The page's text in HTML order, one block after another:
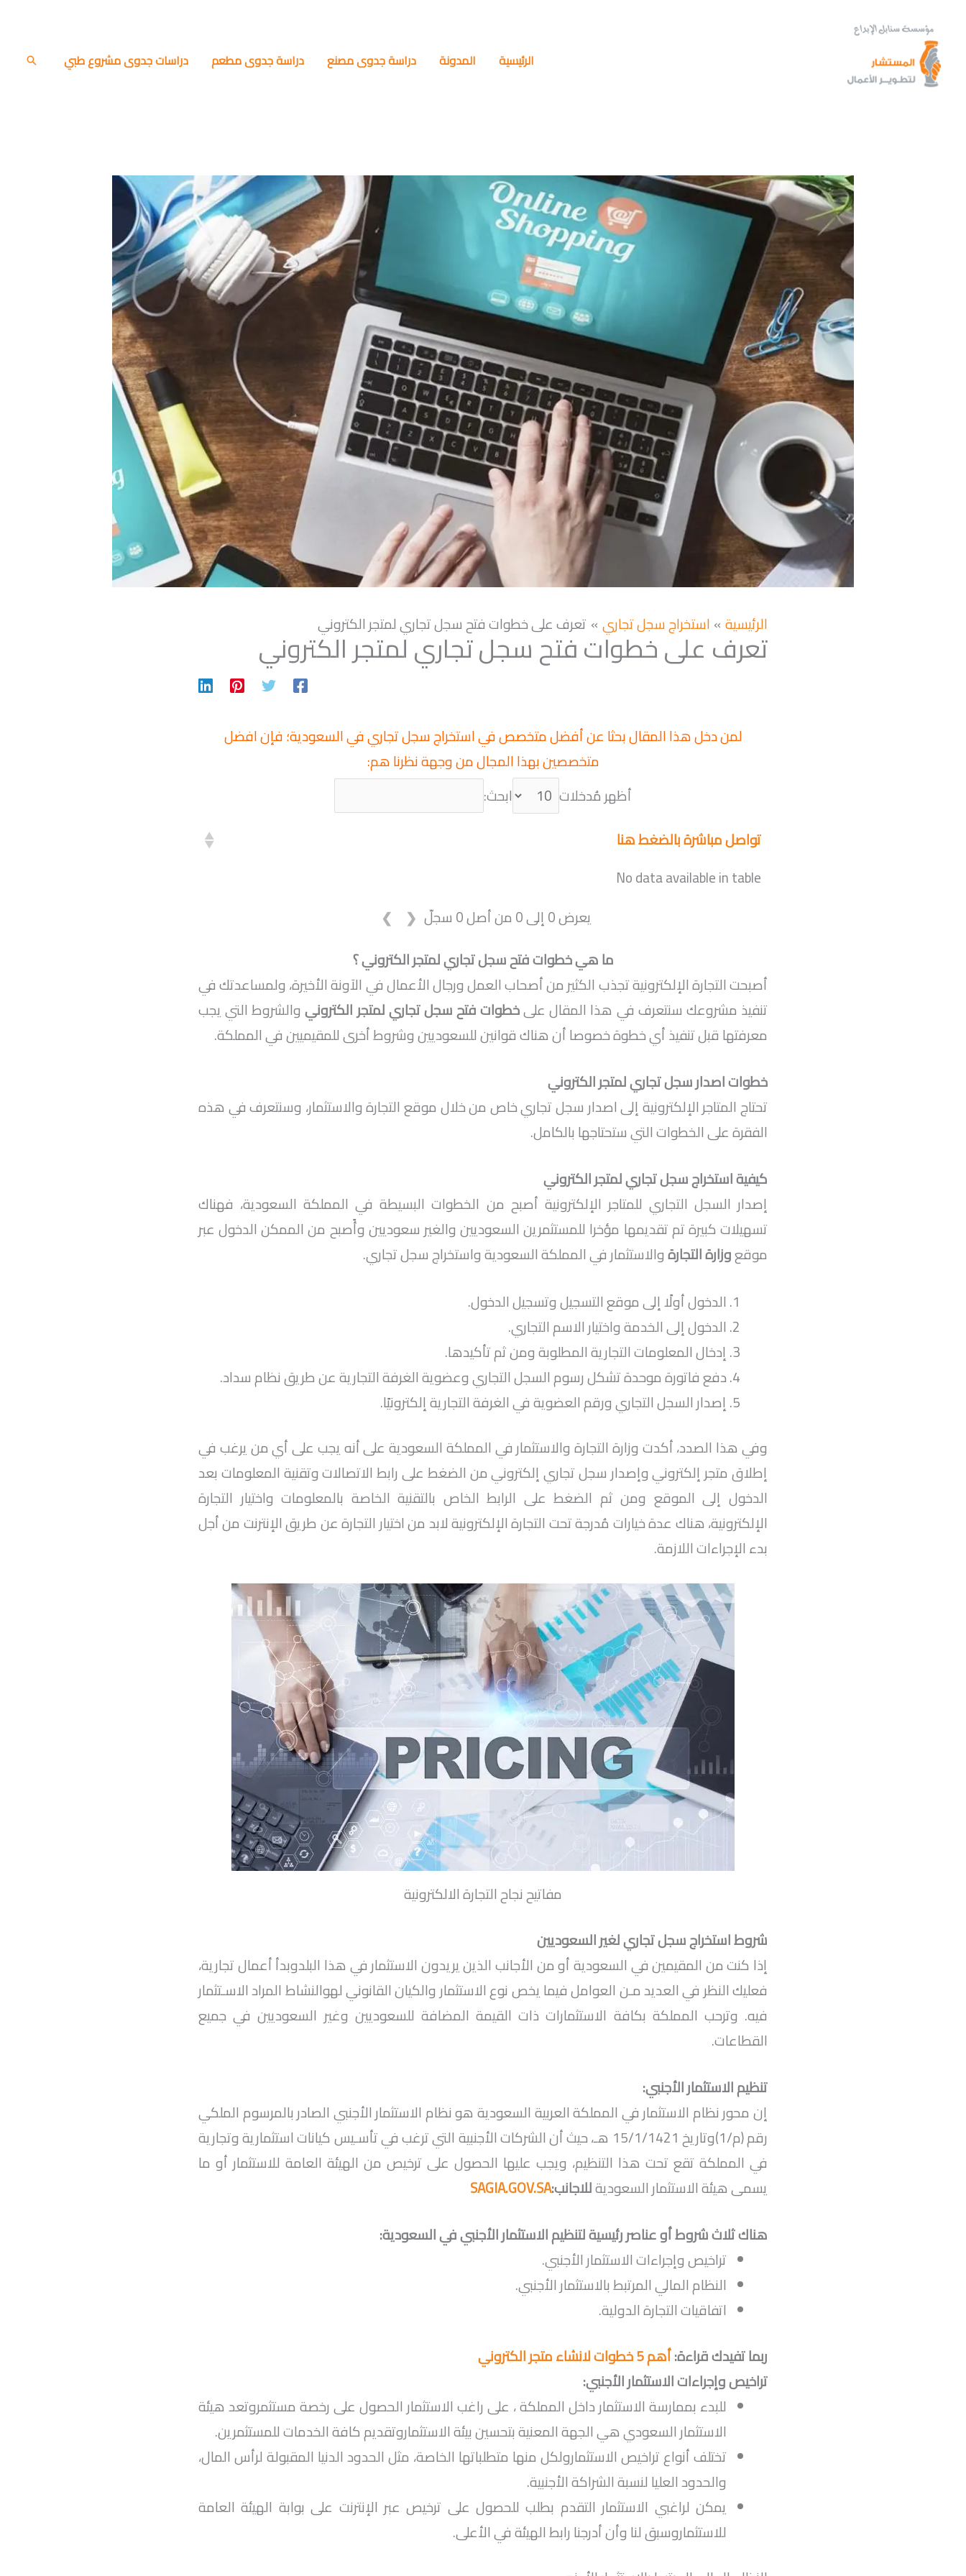
المحتوى
الرئيسية المدونة دراسة جدوى مصنع دراسة جدوى مطعم دراسات جدوى مشروع طبي البحث
الرئيسية استخراج سجل تجاري تعرف على خطوات فتح سجل تجاري لمتجر الكتروني
تعرف على خطوات فتح سجل تجاري لمتجر الكتروني
لمن دخل هذا المقال بحثا عن أفضل متخصص في استخراج سجل تجاري في السعودية؛ فإن افضل
متخصصين بهذا المجال من وجهة نظرنا هم:
أظهر مُدخلات
ابحث:
تواصل مباشرة بالضغط هنا
No data available in table
يعرض 0 إلى 0 من أصل 0 سجلّ
❮
❯
ما هي خطوات فتح سجل تجاري لمتجر الكتروني ؟
أصبحت التجارة الإلكترونية تجذب الكثير من أصحاب العمل ورجال الأعمال في الآونة الأخيرة، ولمساعدتك في
تنفيذ مشروعك سنتعرف في هذا المقال علىخطوات فتح سجل تجاري لمتجر الكترونيوالشروط التي يجب
معرفتها قبل تنفيذ أي خطوة خصوصا أن هناك قوانين للسعوديين وشروط أخرى للمقيميين في المملكة.
خطوات اصدار سجل تجاري لمتجر الكتروني
تحتاج المتاجر الإلكترونية إلى اصدار سجل تجاري خاص من خلال موقع التجارة والاستثمار، وسنتعرف في هذه
الفقرة على الخطوات التي ستحتاجها بالكامل.
كيفية استخراج سجل تجاري لمتجر الكتروني
إصدار السجل التجاري للمتاجر الإلكترونية أصبح من الخطوات البسيطة في المملكة السعودية، فهناك
تسهيلات كبيرة تم تقديمها مؤخرا للمستثمرين السعوديين والغير سعوديين وأًصبح من الممكن الدخول عبر
موقعوزارة التجارةوالاستثمار في المملكة السعودية واستخراج سجل تجاري.
الدخول أولًا إلى موقع التسجيل وتسجيل الدخول.
الدخول إلى الخدمة واختيار الاسم التجاري.
إدخال المعلومات التجارية المطلوبة ومن ثم تأكيدها.
دفع فاتورة موحدة تشكل رسوم السجل التجاري وعضوية الغرفة التجارية عن طريق نظام سداد.
إصدار السجل التجاري ورقم العضوية في الغرفة التجارية إلكترونيًا.
وفي هذا الصدد، أكدت وزارة التجارة والاستثمار في المملكة السعودية على أنه يجب على أي من يرغب في
إطلاق متجر إلكتروني وإصدار سجل تجاري إلكتروني من الضغط على رابط الاتصالات وتقنية المعلومات بعد
الدخول إلى الموقع ومن ثم الضغط على الرابط الخاص بالتقنية الخاصة بالمعلومات واختيار التجارة
الإلكترونية، هناك عدة خيارات مُدرجة تحت التجارة الإلكترونية لابد من اختيار التجارة عن طريق الإنترنت من أجل
بدء الإجراءات اللازمة.
مفاتيح نجاح التجارة الالكترونية
شروط استخراج سجل تجاري لغير السعوديين
إذا كنت من المقيمين في السعودية أو من الأجانب الذين يريدون الاستثمار في هذا البلدوبدأ أعمال تجارية،
فعليك النظر في العديد مـن العوامل فيما يخص نوع الاستثمار والكيان القانوني لهوالنشاط المراد الاسـتثمار
فيه. وترحب المملكة بكافة الاستثمارات ذات القيمة المضافة للسعوديين وغير السعوديين في جميع
القطاعات.
تنظيم الاستثمار الأجنبي:
إن محور نظام الاستثمار في المملكة العربية السعودية هو نظام الاستثمار الأجنبي الصادر بالمرسوم الملكي
رقم (م/1)وتاريخ 15/1/1421 هـ، حيث أن الشركات الأجنبية التي ترغب في تأسـيس كيانات استثمارية وتجارية
في المملكة تقع تحت هذا التنظيم، ويجب عليها الحصول على ترخيص من الهيئة العامة للاستثمار أو ما
يسمى هيئة الاستثمار السعوديةللاجانب:SAGIA.GOV.SA
هناك ثلاث شروط أو عناصر رئيسية لتنظيم الاستثمار الأجنبي في السعودية:
تراخيص وإجراءات الاستثمار الأجنبي.
النظام المالي المرتبط بالاستثمار الأجنبي.
اتفاقيات التجارة الدولية.
ربما تفيدك قراءة:أهم 5 خطوات لانشاء متجر الكتروني
تراخيص وإجراءات الاستثمار الأجنبي:
للبدء بممارسة الاستثمار داخل المملكة ، على راغب الاستثمار الحصول على رخصة مستثمروتعد هيئة
الاستثمار السعودي هي الجهة المعنية بتحسين بيئة الاستثماروتقديم كافة الخدمات للمستثمرين.
تختلف أنواع تراخيص الاستثمارولكل منها متطلباتها الخاصة، مثل الحدود الدنيا المقبولة لرأس المال،
والحدود العليا لنسبة الشراكة الأجنبية.
يمكن لراغبي الاستثمار التقدم بطلب للحصول على ترخيص عبر الإنترنت على بوابة الهيئة العامة
للاستثماروسبق لنا وأن أدرجنا رابط الهيئة في الأعلى.